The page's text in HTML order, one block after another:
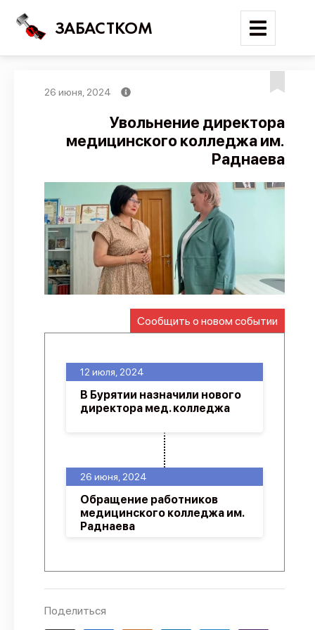
ЗАБАСТКОМ
Поиск
Карта событий
Трудовые конфликты
Отчеты
Предложить публикацию
Справочник
API
О проекте
26 июня, 2024
Увольнение директора
медицинского колледжа им.
Раднаева
Сообщить о новом событии
26 июня, 2024
Обращение работников
медицинского колледжа им.
Раднаева
12 июля, 2024
В Бурятии назначили нового
директора мед. колледжа
Поделиться